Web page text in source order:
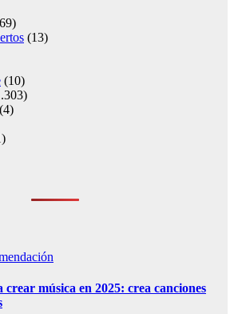
(13)
(10)
(4)
música en 2025: crea canciones